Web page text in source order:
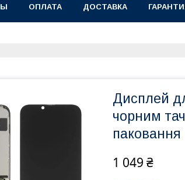
ОПЛАТА ДОСТАВКА
Дисплей
чорним
паковання
1 049 ₴